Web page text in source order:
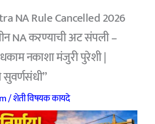
NA Rule Cancelled 2026
NA करण्याची अट संपली –
नकाशा मंजुरी पुरेशी |
सुवर्णसंधी”
/शेती विषयक कायदे